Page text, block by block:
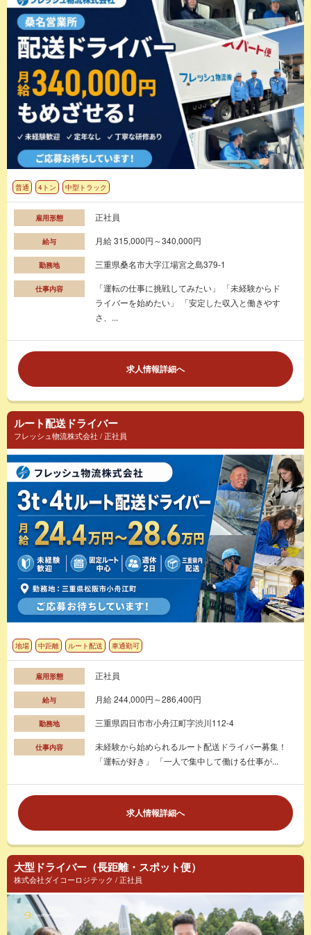
普通 4トン 中型トラック
雇用形態 正社員
給与 月給 315,000円～340,000円
勤務地 三重県桑名市大字江場宮之島379-1
仕事内容
「運転の仕事に挑戦してみたい」 「未経験からド
ライバーを始めたい」 「安定した収入と働きやす
さ、...
求人情報詳細へ
ルート配送ドライバー
フレッシュ物流株式会社 / 正社員
地場 中距離 ルート配送 車通勤可
雇用形態 正社員
給与 月給 244,000円～286,400円
勤務地 三重県四日市市小舟江町字渋川112-4
仕事内容
未経験から始められるルート配送ドライバー募集！
「運転が好き」 「一人で集中して働ける仕事が...
求人情報詳細へ
大型ドライバー（長距離・スポット便）
株式会社ダイコーロジテック / 正社員